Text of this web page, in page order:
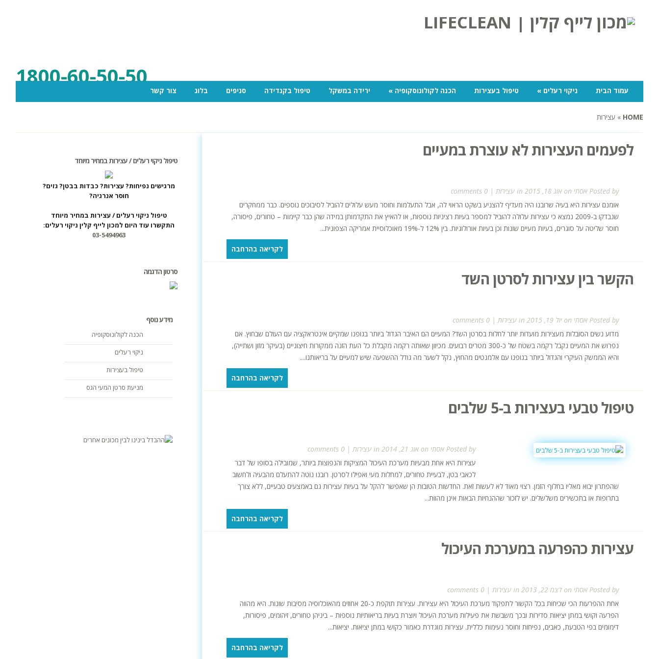
1800-60-50-50
עמוד הבית ניקוי רעלים » טיפול בעצירות הכנה לקולונוסקופיה » ירידה במשקל טיפול בקנדידה סניפים בלוג צור קשר
HOME
» עצירות
לפעמים העצירות לא עוצרת במעיים
Posted by אסתי עצירות|
0 comments
אומנם עצירות היא בעיה שרובנו היה מעדיף להצניע בשקט הראוי לה, אבל התעלמות וחוסר מעש עלולים להוביל לסיבוכים נוספים. כבר ממחקרים
שנבדקו ב-2009 נמצא כי עצירות עלולה להוביל למספר בעיות רציניות נוספות, או להאיץ את התקדמותן במידה שהן כבר קיימות – טחורים, פיסורה,
חוסר שליטה על סוגרים, בעיות מעיים שונות וכן בעיות אורולוגיות. בין 12% ל-19% מאוכלוסיית אמריקה הצפונית...
לקריאה בהרחבה
הקשר בין עצירות לסרטן השד
Posted by אסתי עצירות|
0 comments
מדוע נשים הסובלות מעצירות מועדות יותר לחלות בסרטן השד? המעיים הם האיבר הגדול ביותר בגופנו שמקיים אינטראקציה עם העולם שבחוץ. אם
נפרוש את המעיים נקבל רקמה בשטח של כ-300 מטרים רבועים. מכיוון שאותה רקמה מקבלת כל העת הזנה ממקורות חיצוניים (בעיקר מזון ושתייה),
והיא הממשק העיקרי והגדול ביותר בגופנו עם אלמנטים מהחוץ, נקל לשער מה גודל ההשפעה שיש למעיים על בריאותנו....
לקריאה בהרחבה
טיפול טבעי בעצירות ב-5 שלבים
Posted by אסתי עצירות|
0 comments
עצירות היא אחת מבעיות מערכת העיכול המציקות והנפוצות ביותר, שמובילה בסופו של דבר
לכאבי בטן, לבעיית טחורים, למחלות מעי ואפילו לסרטן. רובנו נוטה להתעלם מהבעיה ולחשוב
שהפתרון יבוא מאליו בחלוף הזמן. רצוי מאוד לא לעשות זאת. החדשות הטובות הן שאפשר להקל על בעיות עצירות גם באמצעים טבעיים, ללא צורך
בתרופות או בתכשירים משלשלים. יש לזכור שההנחיות הבאות אינן מהוות...
לקריאה בהרחבה
עצירות כהפרעה במערכת העיכול
Posted by אסתי עצירות|
0 comments
אחת ההפרעות הכי שכיחות בכל הקשור לתפקוד מערכת העיכול היא עצירות. עצירות תוקפת כ-20 אחוזים מהאוכלוסיה מסיבות שונות. היא מהווה
הפרעה וקושי במתן יציאות סדירות ובכך משבשת את פעילות מערכת העיכול ויוצרת בעיות בריאותיות נוספות – ביניהן טחורים, זיהומים, פיסורות,
דימומים בפי הטבעת, כאבים, נפיחות וחוסר נעימות כללית. עצירות מוגדרת כאמור כקושי במתן יציאות. יציאות...
לקריאה בהרחבה
טיפול ניקוי רעלים / עצירות במחיר מיוחד
מרגישים נפיחות? עצירות? כבדות בבטן? גזים?
חוסר אנרגיה?
טיפול ניקוי רעלים / עצירות במחיר מיוחד
התקשרו עוד היום למכון לייף קלין ניקוי רעלים:
03-5494963
סרטון הדגמה
מידע נוסף
הכנה לקולונוסקופיה
ניקוי רעלים
טיפול בעצירות
מניעת סרטן המעי הגס